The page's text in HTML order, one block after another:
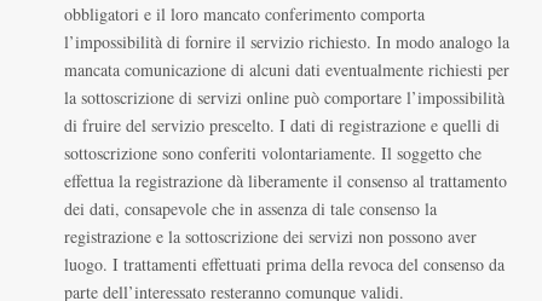
obbligatori e il loro mancato conferimento comporta
l’impossibilità di fornire il servizio richiesto. In modo analogo la
mancata comunicazione di alcuni dati eventualmente richiesti per
la sottoscrizione di servizi online può comportare l’impossibilità
di fruire del servizio prescelto. I dati di registrazione e quelli di
sottoscrizione sono conferiti volontariamente. Il soggetto che
effettua la registrazione dà liberamente il consenso al trattamento
dei dati, consapevole che in assenza di tale consenso la
registrazione e la sottoscrizione dei servizi non possono aver
luogo. I trattamenti effettuati prima della revoca del consenso da
parte dell’interessato resteranno comunque validi.